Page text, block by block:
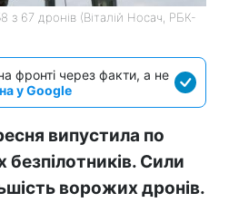
67 дронів (Віталій Носач, РБК-
фронті через факти, а не
у Google
випустила по
безпілотників. Сили
ворожих дронів.